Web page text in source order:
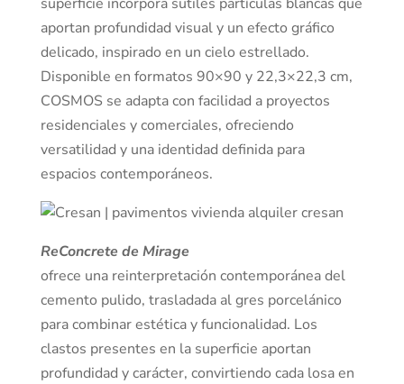
aportan profundidad visual y un efecto gráfico
delicado, inspirado en un cielo estrellado.
Disponible en formatos 90×90 y 22,3×22,3 cm,
COSMOS se adapta con facilidad a proyectos
residenciales y comerciales, ofreciendo
versatilidad y una identidad definida para
espacios contemporáneos.
ReConcrete de Mirage
ofrece una reinterpretación contemporánea del
cemento pulido, trasladada al gres porcelánico
para combinar estética y funcionalidad. Los
clastos presentes en la superficie aportan
profundidad y carácter, convirtiendo cada losa en